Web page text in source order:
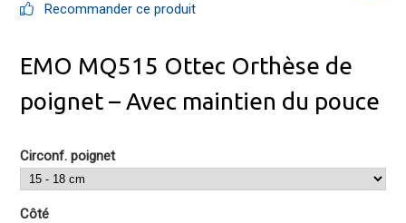
Recommander ce produit
EMO MQ515 Ottec Orthèse de
poignet – Avec maintien du pouce
Circonf. poignet
Côté